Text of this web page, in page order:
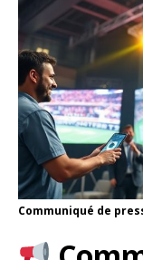
Communiqué de